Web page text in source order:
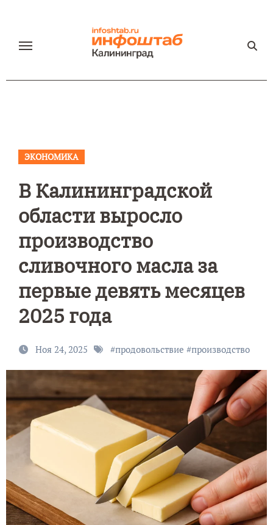
содержанию
ЭКОНОМИКА
В Калининградской
области выросло
производство
сливочного масла за
первые девять месяцев
2025 года
Ноя 24, 2025 #продовольствие #производство